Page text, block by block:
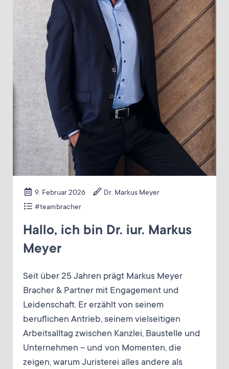
9. Februar 2026
Dr. Markus Meyer
#teambracher
Hallo, ich bin Dr. iur. Markus
Meyer
Seit über 25 Jahren prägt Markus Meyer
Bracher & Partner mit Engagement und
Leidenschaft. Er erzählt von seinem
beruflichen Antrieb, seinem vielseitigen
Arbeitsalltag zwischen Kanzlei, Baustelle und
Unternehmen – und von Momenten, die
zeigen, warum Juristerei alles andere als